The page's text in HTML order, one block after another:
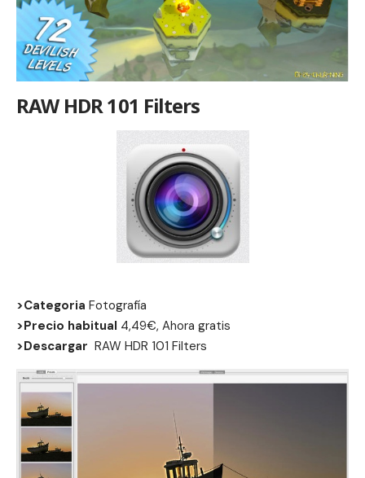
RAW HDR 101 Filters
>Categoria Fotografía
>Precio habitual 4,49€, Ahora gratis
>Descargar RAW HDR 101 Filters